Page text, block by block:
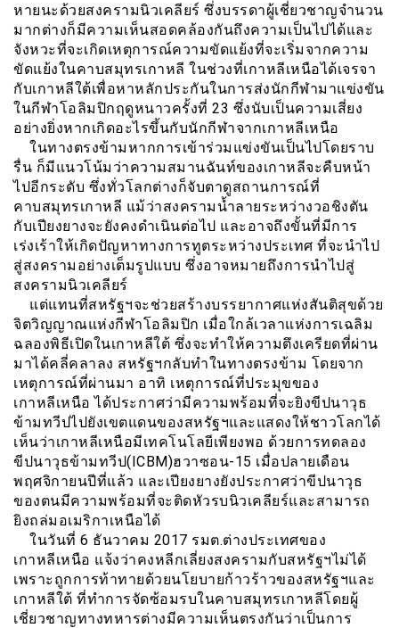
หายนะด้วยสงครามนิวเคลียร์ ซึ่งบรรดาผู้เชี่ยวชาญจำนวน
มากต่างก็มีความเห็นสอดคล้องกันถึงความเป็นไปได้และ
จังหวะที่จะเกิดเหตุการณ์ความขัดแย้งที่จะเริ่มจากความ
ขัดแย้งในคาบสมุทรเกาหลี ในช่วงที่เกาหลีเหนือได้เจรจา
กับเกาหลีใต้เพื่อหาหลักประกันในการส่งนักกีฬามาแข่งขัน
ในกีฬาโอลิมปิกฤดูหนาวครั้งที่ 23 ซึ่งนับเป็นความเสี่ยง
อย่างยิ่งหากเกิดอะไรขึ้นกับนักกีฬาจากเกาหลีเหนือ
ในทางตรงข้ามหากการเข้าร่วมแข่งขันเป็นไปโดยราบ
รื่น ก็มีแนวโน้มว่าความสมานฉันท์ของเกาหลีจะคืบหน้า
ไปอีกระดับ ซึ่งทั่วโลกต่างก็จับตาดูสถานการณ์ที่
คาบสมุทรเกาหลี แม้ว่าสงครามน้ำลายระหว่างวอชิงตัน
กับเปียงยางจะยังคงดำเนินต่อไป และอาจถึงขั้นที่มีการ
เร่งเร้าให้เกิดปัญหาทางการทูตระหว่างประเทศ ที่จะนำไป
สู่สงครามอย่างเต็มรูปแบบ ซึ่งอาจหมายถึงการนำไปสู่
สงครามนิวเคลียร์
แต่แทนที่สหรัฐฯจะช่วยสร้างบรรยากาศแห่งสันติสุขด้วย
จิตวิญญาณแห่งกีฬาโอลิมปิก เมื่อใกล้เวลาแห่งการเฉลิม
ฉลองพิธีเปิดในเกาหลีใต้ ซึ่งจะทำให้ความตึงเครียดที่ผ่าน
มาได้คลี่คลาลง สหรัฐฯกลับทำในทางตรงข้าม โดยจาก
เหตุการณ์ที่ผ่านมา อาทิ เหตุการณ์ที่ประมุขของ
เกาหลีเหนือ ได้ประกาศว่ามีความพร้อมที่จะยิงขีปนาวุธ
ข้ามทวีปไปยังเขตแดนของสหรัฐฯและแสดงให้ชาวโลกได้
เห็นว่าเกาหลีเหนือมีเทคโนโลยีเพียงพอ ด้วยการทดลอง
ขีปนาวุธข้ามทวีป(ICBM)ฮวาซอน-15 เมื่อปลายเดือน
พฤศจิกายนปีที่แล้ว และเปียงยางยังประกาศว่าขีปนาวุธ
ของตนมีความพร้อมที่จะติดหัวรบนิวเคลียร์และสามารถ
ยิงถล่มอเมริกาเหนือได้
ในวันที่ 6 ธันวาคม 2017 รมต.ต่างประเทศของ
เกาหลีเหนือ แจ้งว่าคงหลีกเลี่ยงสงครามกับสหรัฐฯไม่ได้
เพราะถูกการท้าทายด้วยนโยบายก้าวร้าวของสหรัฐฯและ
เกาหลีใต้ ที่ทำการจัดซ้อมรบในคาบสมุทรเกาหลีโดยผู้
เชี่ยวชาญทางทหารต่างมีความเห็นตรงกันว่าเป็นการ